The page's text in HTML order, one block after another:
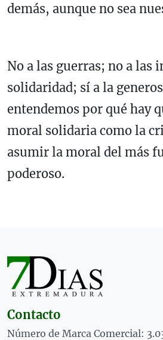
demás, aunque no sea
No a las guerras; no a las
solidaridad; sí a la
entendemos por qué hay
moral solidaria como la
asumir la moral del más
poderoso.
Contacto
Número de Marca Comercial: